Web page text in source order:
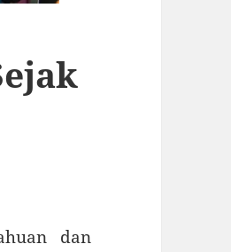
dan